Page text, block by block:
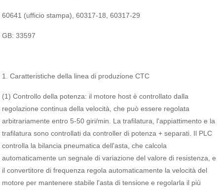
60641 (ufficio stampa), 60317-18, 60317-29
GB: 33597
1. Caratteristiche della linea di produzione CTC
(1) Controllo della potenza: il motore host è controllato dalla
regolazione continua della velocità, che può essere regolata
arbitrariamente entro 5-50 giri/min. La trafilatura, l'appiattimento e la
trafilatura sono controllati da controller di potenza + separati. Il PLC
controlla la bilancia pneumatica dell'asta, che calcola
automaticamente un segnale di variazione del valore di resistenza, e
il convertitore di frequenza regola automaticamente la velocità del
motore per mantenere stabile l'asta di tensione e regolarla il più